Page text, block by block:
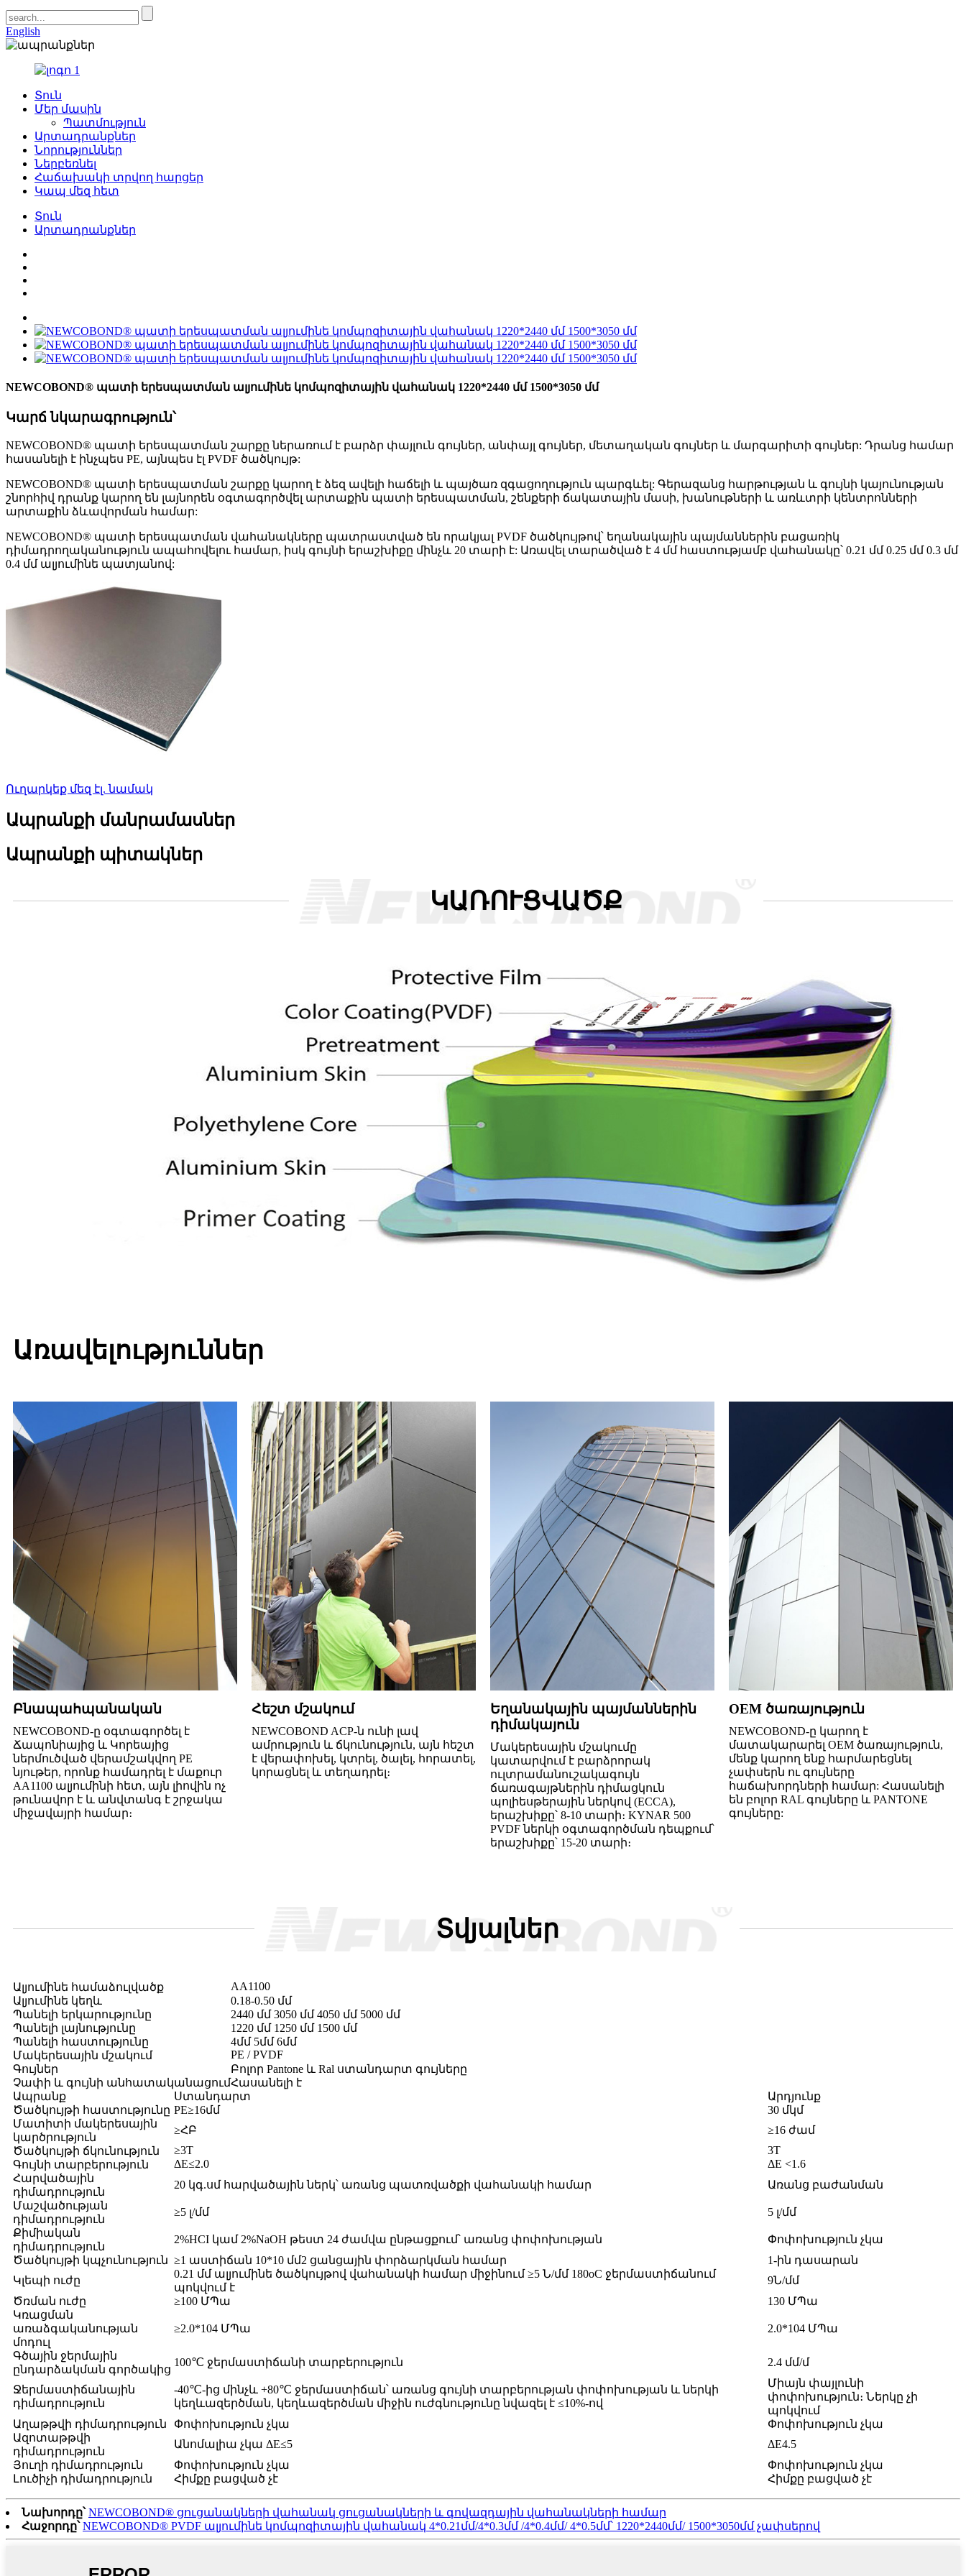
English
Տուն
Մեր մասին
Պատմություն
Արտադրանքներ
Նորություններ
Ներբեռնել
Հաճախակի տրվող հարցեր
Կապ մեզ հետ
Տուն
Արտադրանքներ
NEWCOBOND® պատի երեսպատման ալյումինե կոմպոզիտային վահանակ 1220*2440 մմ 1500*3050 մմ
Կարճ նկարագրություն՝
NEWCOBOND® պատի երեսպատման շարքը ներառում է բարձր փայլուն գույներ, անփայլ գույներ, մետաղական գույներ և մարգարիտի գույներ: Դրանց համար
հասանելի է ինչպես PE, այնպես էլ PVDF ծածկույթ:
NEWCOBOND® պատի երեսպատման շարքը կարող է ձեզ ավելի հաճելի և պայծառ զգացողություն պարգևել: Գերազանց հարթության և գույնի կայունության
շնորհիվ դրանք կարող են լայնորեն օգտագործվել արտաքին պատի երեսպատման, շենքերի ճակատային մասի, խանութների և առևտրի կենտրոնների
արտաքին ձևավորման համար:
NEWCOBOND® պատի երեսպատման վահանակները պատրաստված են որակյալ PVDF ծածկույթով՝ եղանակային պայմաններին բացառիկ
դիմադրողականություն ապահովելու համար, իսկ գույնի երաշխիքը մինչև 20 տարի է: Առավել տարածված է 4 մմ հաստությամբ վահանակը՝ 0.21 մմ 0.25 մմ 0.3 մմ
0.4 մմ ալյումինե պատյանով:
Ուղարկեք մեզ էլ. նամակ
Ապրանքի մանրամասներ
Ապրանքի պիտակներ
ԿԱՌՈՒՑՎԱԾՔ
Առավելություններ
Բնապահպանական
NEWCOBOND-ը օգտագործել է
Ճապոնիայից և Կորեայից
ներմուծված վերամշակվող PE
նյութեր, որոնք համադրել է մաքուր
AA1100 ալյումինի հետ, այն լիովին ոչ
թունավոր է և անվտանգ է շրջակա
միջավայրի համար։
Հեշտ մշակում
NEWCOBOND ACP-ն ունի լավ
ամրություն և ճկունություն, այն հեշտ
է վերափոխել, կտրել, ծալել, հորատել,
կորացնել և տեղադրել։
Եղանակային պայմաններին
դիմակայուն
Մակերեսային մշակումը
կատարվում է բարձրորակ
ուլտրամանուշակագույն
ճառագայթներին դիմացկուն
պոլիեսթերային ներկով (ECCA),
երաշխիքը՝ 8-10 տարի։ KYNAR 500
PVDF ներկի օգտագործման դեպքում՝
երաշխիքը՝ 15-20 տարի։
OEM ծառայություն
NEWCOBOND-ը կարող է
մատակարարել OEM ծառայություն,
մենք կարող ենք հարմարեցնել
չափսերն ու գույները
հաճախորդների համար: Հասանելի
են բոլոր RAL գույները և PANTONE
գույները:
Տվյալներ
Ալյումինե համաձուլվածք
AA1100
Ալյումինե կեղև
0.18-0.50 մմ
Պանելի երկարությունը
2440 մմ 3050 մմ 4050 մմ 5000 մմ
Պանելի լայնությունը
1220 մմ 1250 մմ 1500 մմ
Պանելի հաստությունը
4մմ 5մմ 6մմ
Մակերեսային մշակում
PE / PVDF
Գույներ
Բոլոր Pantone և Ral ստանդարտ գույները
Չափի և գույնի անհատականացումՀասանելի է
Ապրանք
Ստանդարտ
Արդյունք
Ծածկույթի հաստությունը PE≥16մմ
30 մկմ
Մատիտի մակերեսային
կարծրություն
≥ՀԲ
≥16 ժամ
Ծածկույթի ճկունություն
≥3T
3T
Գույնի տարբերություն
ΔE≤2.0
ΔE <1.6
Հարվածային
դիմադրություն
20 կգ.սմ հարվածային ներկ՝ առանց պատռվածքի վահանակի համար
Առանց բաժանման
Մաշվածության
դիմադրություն
≥5 լ/մմ
5 լ/մմ
Քիմիական
դիմադրություն
2%HCI կամ 2%NaOH թեստ 24 ժամվա ընթացքում՝ առանց փոփոխության
Փոփոխություն չկա
Ծածկույթի կպչունություն ≥1 աստիճան 10*10 մմ2 ցանցային փորձարկման համար
1-ին դասարան
Կլեպի ուժը
0.21 մմ ալյումինե ծածկույթով վահանակի համար միջինում ≥5 Ն/մմ 180oC ջերմաստիճանում
պոկվում է
9Ն/մմ
Ծռման ուժը
≥100 ՄՊա
130 ՄՊա
Կռացման
առաձգականության
մոդուլ
≥2.0*104 ՄՊա 2.0*104 ՄՊա
Գծային ջերմային
ընդարձակման գործակից
100℃ ջերմաստիճանի տարբերություն 2.4 մմ/մ
Ջերմաստիճանային
դիմադրություն
-40℃-ից մինչև +80℃ ջերմաստիճան՝ առանց գույնի տարբերության փոփոխության և ներկի
կեղևազերծման, կեղևազերծման միջին ուժգնությունը նվազել է ≤10%-ով
Միայն փայլունի
փոփոխություն։ Ներկը չի
պոկվում
Աղաթթվի դիմադրություն
Փոփոխություն չկա
Փոփոխություն չկա
Ազոտաթթվի
դիմադրություն
Անոմալիա չկա ΔE≤5
ΔE4.5
Յուղի դիմադրություն
Փոփոխություն չկա
Փոփոխություն չկա
Լուծիչի դիմադրություն
Հիմքը բացված չէ Հիմքը բացված չէ
Նախորդը՝ NEWCOBOND® ցուցանակների վահանակ ցուցանակների և գովազդային վահանակների համար
Հաջորդը՝ NEWCOBOND® PVDF ալյումինե կոմպոզիտային վահանակ 4*0.21մմ/4*0.3մմ /4*0.4մմ/ 4*0.5մմ՝ 1220*2440մմ/ 1500*3050մմ չափսերով